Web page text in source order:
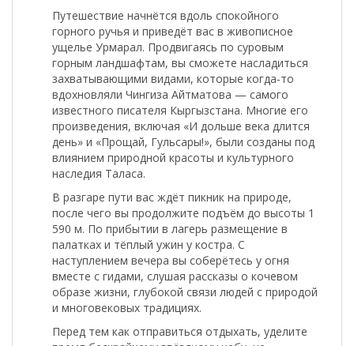
Путешествие начнётся вдоль спокойного
горного ручья и приведёт вас в живописное
ущелье Урмарал. Продвигаясь по суровым
горным ландшафтам, вы сможете насладиться
захватывающими видами, которые когда-то
вдохновляли Чингиза Айтматова — самого
известного писателя Кыргызстана. Многие его
произведения, включая «И дольше века длится
день» и «Прощай, Гульсары!», были созданы под
влиянием природной красоты и культурного
наследия Таласа.
В разгаре пути вас ждёт пикник на природе,
после чего вы продолжите подъём до высоты 1
590 м. По прибытии в лагерь размещение в
палатках и тёплый ужин у костра. С
наступлением вечера вы соберётесь у огня
вместе с гидами, слушая рассказы о кочевом
образе жизни, глубокой связи людей с природой
и многовековых традициях.
Перед тем как отправиться отдыхать, уделите